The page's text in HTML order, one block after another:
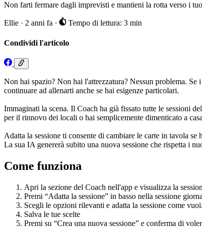
Non farti fermare dagli imprevisti e mantieni la rotta verso i
Ellie · 2 anni fa · Tempo di lettura: 3 min
Condividi l'articolo
Non hai spazio? Non hai l'attrezzatura? Nessun problema.
continuare ad allenarti anche se hai esigenze particolari.
Immaginati la scena. Il Coach ha già fissato tutte le sessioni
per il rinnovo dei locali o hai semplicemente dimenticato a
Adatta la sessione ti consente di cambiare le carte in tavola
La sua IA genererà subito una nuova sessione che rispetta i
Come funziona
Apri la sezione del Coach nell'app e visualizza la
Premi “Adatta la sessione” in basso nella sessione
Scegli le opzioni rilevanti e adatta la sessione come
Salva le tue scelte
Premi su “Crea una nuova sessione” e conferma di